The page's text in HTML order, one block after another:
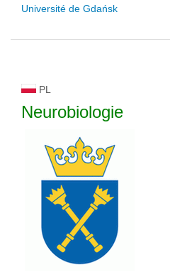
Université de Gdańsk
PL
Neurobiologie